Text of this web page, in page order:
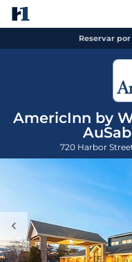
Reservar
AmericInn by
720 Harbor